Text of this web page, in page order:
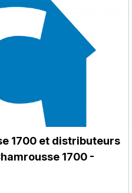
1700 et distributeurs
1700 -